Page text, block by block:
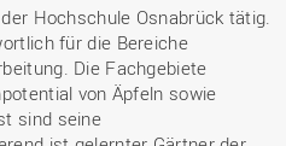
Hochschule Osnabrück tätig.
für die Bereiche
Die Fachgebiete
von Äpfeln sowie
sind seine